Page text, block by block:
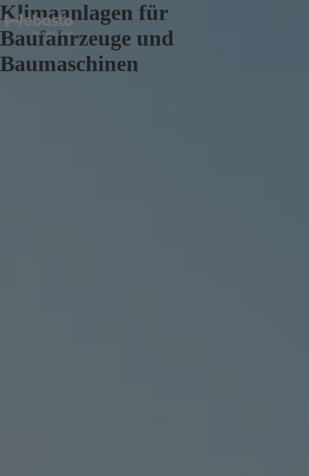
Klimaanlagen für
Baufahrzeuge und
Baumaschinen